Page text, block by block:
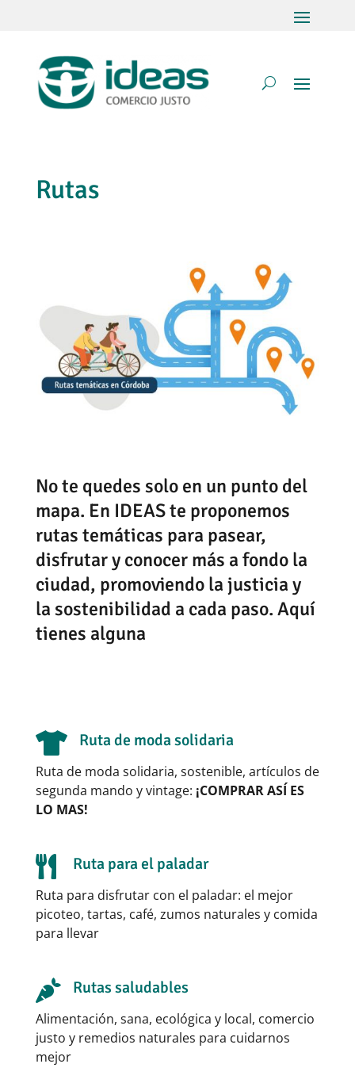
Rutas
No te quedes solo en un punto del
mapa. En IDEAS te proponemos
rutas temáticas para pasear,
disfrutar y conocer más a fondo la
ciudad, promoviendo la justicia y
la sostenibilidad a cada paso. Aquí
tienes alguna
 Ruta de moda solidaria
Ruta de moda solidaria, sostenible, artículos de
segunda mando y vintage: ¡COMPRAR ASÍ ES
LO MAS!
 Ruta para el paladar
Ruta para disfrutar con el paladar: el mejor
picoteo, tartas, café, zumos naturales y comida
para llevar
 Rutas saludables
Alimentación, sana, ecológica y local, comercio
justo y remedios naturales para cuidarnos
mejor